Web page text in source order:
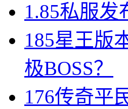
1.85私服发
185星王版
极BOSS？
176传奇平